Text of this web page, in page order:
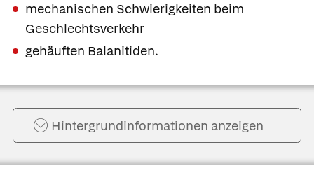
mechanischen Schwierigkeiten beim
Geschlechtsverkehr
gehäuften Balanitiden.
Hintergrund­informationen anzeigen